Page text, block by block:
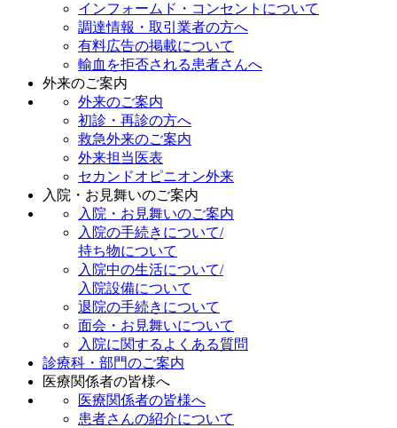
インフォームド・コンセントについて
調達情報・取引業者の方へ
有料広告の掲載について
輸血を拒否される患者さんへ
外来のご案内
外来のご案内
初診・再診の方へ
救急外来のご案内
外来担当医表
セカンドオピニオン外来
入院・お見舞いのご案内
入院・お見舞いのご案内
入院の手続きについて/
持ち物について
入院中の生活について/
入院設備について
退院の手続きについて
面会・お見舞いについて
入院に関するよくある質問
診療科・部門のご案内
医療関係者の皆様へ
医療関係者の皆様へ
患者さんの紹介について